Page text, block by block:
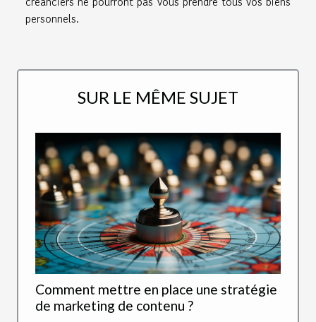
personnels.
SUR LE MÊME SUJET
Comment mettre en place une stratégie
de marketing de contenu ?